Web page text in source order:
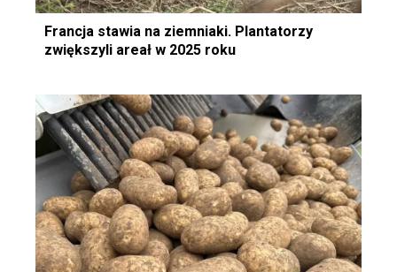
Francja stawia na ziemniaki. Plantatorzy
zwiększyli areał w 2025 roku